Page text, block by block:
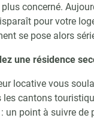
concerné.
pour votre
se pose alors
une résidence
locative vous
cantons
un point à suivre de